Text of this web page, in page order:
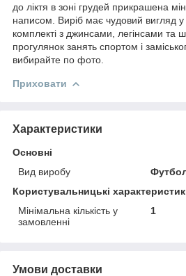
до ліктя в зоні грудей прикрашена
написом. Виріб має чудовий вигляд у
комплекті з джинсами, легінсами та
прогулянок занять спортом і
вибирайте по фото.
Приховати
Характеристики
Основні
Вид виробу
Користувальницькі
Мінімальна кількість у
замовленні
1
Умови доставки